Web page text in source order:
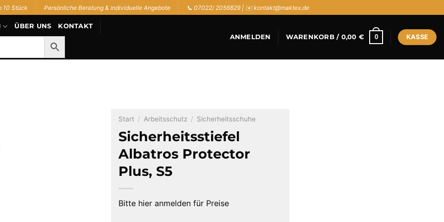
10 Stück Persönliche Beratung & individuelle Angebote 📞 07022/ 2056829 | ✉️ kontakt@maktex.de
ÜBER UNS
KONTAKT
ANMELDEN
WARENKORB / 0,00 € 0 KASSE
Start / Arbeitsschutz / Sicherheitsschuhe
Sicherheitsstiefel
Albatros Protector
Plus, S5
Bitte hier anmelden für Preise